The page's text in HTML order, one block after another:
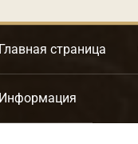
Главная страница
Информация